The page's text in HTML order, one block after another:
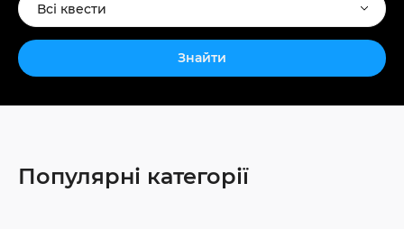
Всі квести
Знайти
Популярні категорії